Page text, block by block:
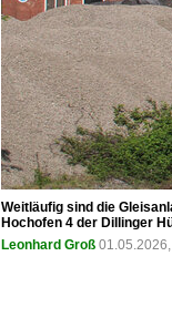
Weitläufig sind die
Hochofen 4 der Dillinger
Leonhard Groß